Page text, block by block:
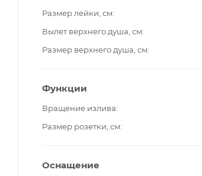
Размер лейки, см
Вылет верхнего душа, см
Размер верхнего душа, см
Функции
Вращение излива
Размер розетки, см
Оснащение